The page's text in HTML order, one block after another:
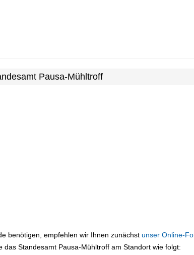
Pausa-Mühltroff
benötigen, empfehlen wir Ihnen zunächst unser Online-
Standesamt Pausa-Mühltroff am Standort wie folgt: